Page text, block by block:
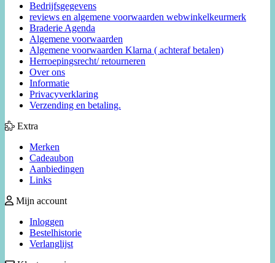
Bedrijfsgegevens
reviews en algemene voorwaarden webwinkelkeurmerk
Braderie Agenda
Algemene voorwaarden
Algemene voorwaarden Klarna ( achteraf betalen)
Herroepingsrecht/ retourneren
Over ons
Informatie
Privacyverklaring
Verzending en betaling.
Extra
Merken
Cadeaubon
Aanbiedingen
Links
Mijn account
Inloggen
Bestelhistorie
Verlanglijst